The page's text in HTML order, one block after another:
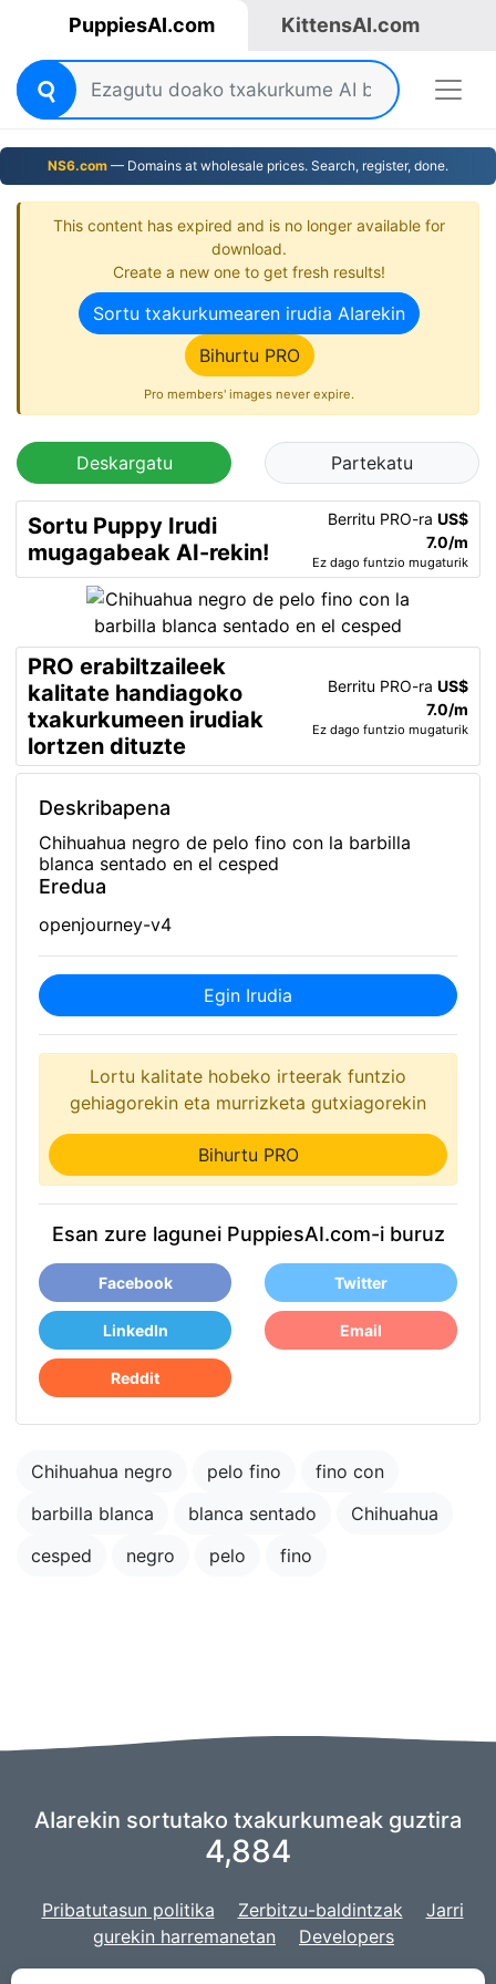
PuppiesAI.com KittensAI.com
NS6.com — Domains at wholesale prices. Search, register, done.
This content has expired and is no longer available for
download.
Create a new one to get fresh results!
Sortu txakurkumearen irudia AIarekin
Bihurtu PRO
Pro members' images never expire.
Deskargatu Partekatu
Sortu Puppy Irudi
mugagabeak AI-rekin!
Berritu PRO-ra US$
7.0/m
Ez dago funtzio mugaturik
PRO erabiltzaileek
kalitate handiagoko
txakurkumeen irudiak
lortzen dituzte
Berritu PRO-ra US$
7.0/m
Ez dago funtzio mugaturik
Deskribapena
Chihuahua negro de pelo fino con la barbilla
blanca sentado en el cesped
Eredua
openjourney-v4
Egin Irudia
Lortu kalitate hobeko irteerak funtzio
gehiagorekin eta murrizketa gutxiagorekin
Bihurtu PRO
Esan zure lagunei PuppiesAI.com-i buruz
Facebook Twitter
LinkedIn Email
Reddit
Chihuahua negro pelo fino
fino con
barbilla blanca
blanca sentado
Chihuahua
cesped
negro pelo fino
AIarekin sortutako txakurkumeak guztira
4,884
Pribatutasun politika Zerbitzu-baldintzak
Jarri
gurekin harremanetan
Developers